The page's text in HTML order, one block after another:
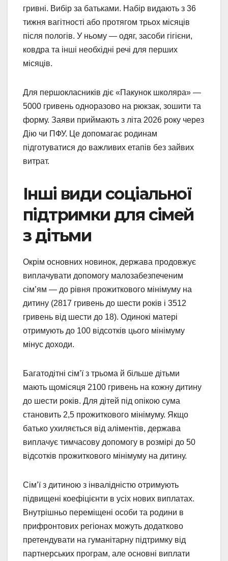
гривні. Вибір за батьками. Набір видають з 36
тижня вагітності або протягом трьох місяців
після пологів. У ньому — одяг, засоби гігієни,
ковдра та інші необхідні речі для перших
місяців.
Для першокласників діє «Пакунок школяра» —
5000 гривень одноразово на рюкзак, зошити та
форму. Заяви приймають з літа 2026 року через
Дію чи ПФУ. Це допомагає родинам
підготуватися до важливих етапів без зайвих
витрат.
Інші види соціальної
підтримки для сімей
з дітьми
Окрім основних новинок, держава продовжує
виплачувати допомогу малозабезпеченим
сім’ям — до рівня прожиткового мінімуму на
дитину (2817 гривень до шести років і 3512
гривень від шести до 18). Одинокі матері
отримують до 100 відсотків цього мінімуму
мінус доходи.
Багатодітні сім’ї з трьома й більше дітьми
мають щомісяця 2100 гривень на кожну дитину
до шести років. Для дітей під опікою сума
становить 2,5 прожиткового мінімуму. Якщо
батько ухиляється від аліментів, держава
виплачує тимчасову допомогу в розмірі до 50
відсотків прожиткового мінімуму на дитину.
Сім’ї з дитиною з інвалідністю отримують
підвищені коефіцієнти в усіх нових виплатах.
Внутрішньо переміщені особи та родини в
прифронтових регіонах можуть додатково
претендувати на гуманітарну підтримку від
партнерських програм, але основні виплати